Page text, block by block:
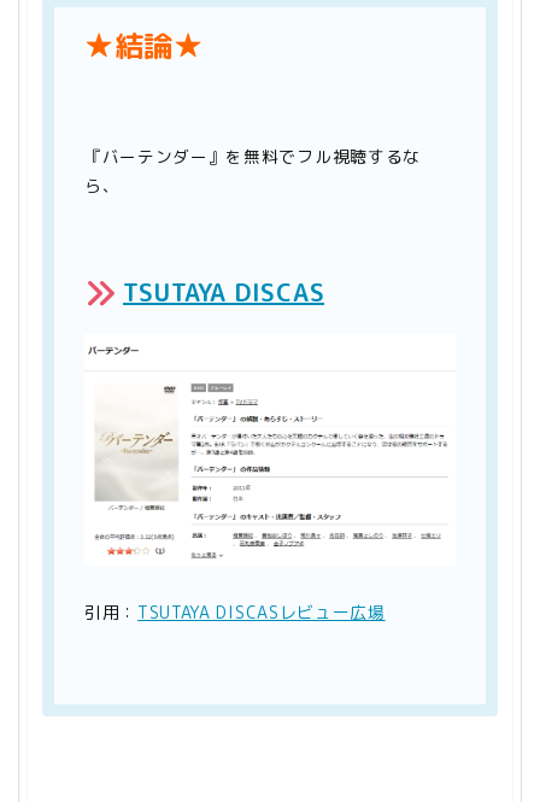
★結論★
『バーテンダー』を無料でフル視聴するな
ら、
TSUTAYA DISCAS
引用： TSUTAYA DISCASレビュー広場